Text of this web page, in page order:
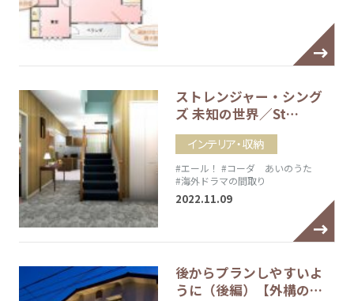
ストレンジャー・シング
ズ 未知の世界／St…
インテリア・収納
#エール！ #コーダ あいのうた
#海外ドラマの間取り
2022.11.09
後からプランしやすいよ
うに（後編）【外構の…